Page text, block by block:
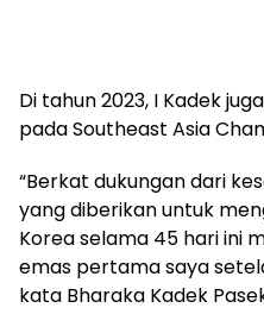
Di tahun 2023, I Kadek
pada Southeast Asia
“Berkat dukungan dari
yang diberikan untuk
Korea selama 45 hari ini
emas pertama saya
kata Bharaka Kadek